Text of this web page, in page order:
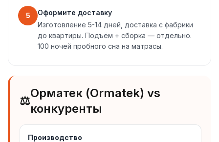
5
Оформите доставку
Изготовление 5-14 дней, доставка с фабрики
до квартиры. Подъём + сборка — отдельно.
100 ночей пробного сна на матрасы.
⚖️
Орматек (Ormatek) vs
конкуренты
Производство